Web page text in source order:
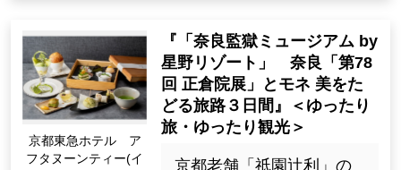
京都東急ホテル ア
フタヌーンティー(イ
『「奈良監獄ミュージアム by
星野リゾート」 奈良「第78
回 正倉院展」とモネ 美をた
どる旅路３日間』＜ゆったり
旅・ゆったり観光＞
京都老舗「祇園辻利」の